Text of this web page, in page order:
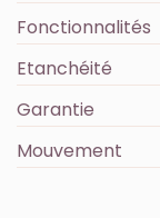
Fonctionnalités
Etanchéité
Garantie
Mouvement